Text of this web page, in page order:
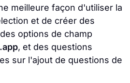
meilleure façon d'utiliser la
et de créer des
options de champ
, et des questions
sur l'ajout de questions de